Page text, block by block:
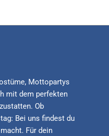
Mottopartys
mit dem perfekten
Ob
Bei uns findest du
Für dein